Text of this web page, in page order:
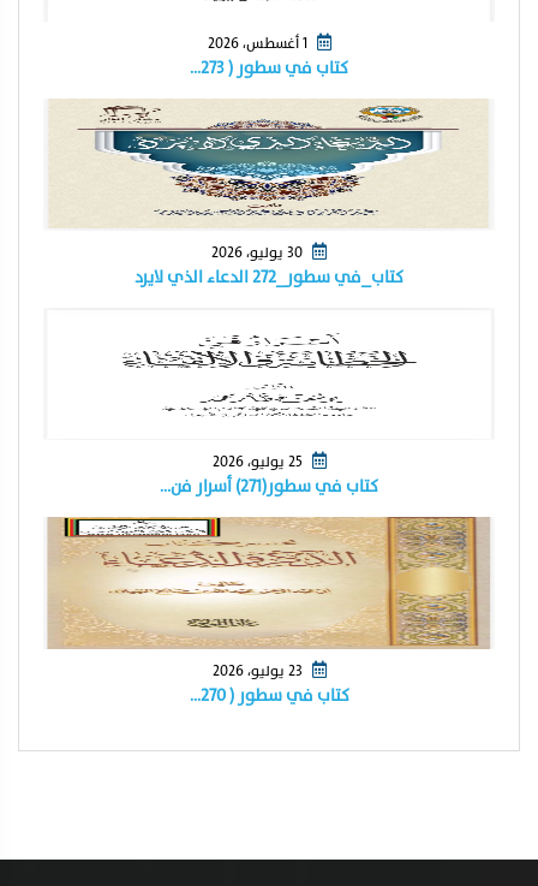
1 أغسطس، 2026
كتاب في سطور ( ٢٧٣…
كتاب_في سطور_٢٧٢ الدعاء الذي لايرد
كتاب في سطور(٢٧١) أسرار فن…
كتاب في سطور ( ٢٧٠…